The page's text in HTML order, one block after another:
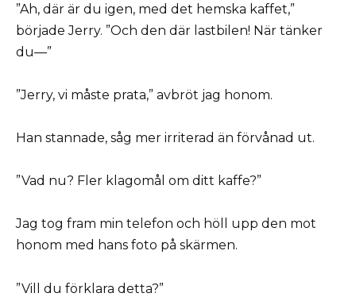
”Ah, där är du igen, med det hemska kaffet,”
började Jerry. ”Och den där lastbilen! När tänker
du—”
”Jerry, vi måste prata,” avbröt jag honom.
Han stannade, såg mer irriterad än förvånad ut.
”Vad nu? Fler klagomål om ditt kaffe?”
Jag tog fram min telefon och höll upp den mot
honom med hans foto på skärmen.
”Vill du förklara detta?”